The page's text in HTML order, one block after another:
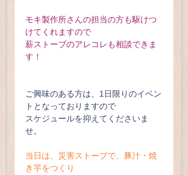
モキ製作所さんの担当の方も駆けつ
けてくれますので
薪ストーブのアレコレも相談できま
す！
ご興味のある方は、1日限りのイベン
トとなっておりますので
スケジュールを抑えてくださいま
せ。
当日は、災害ストーブで、豚汁・焼
き芋をつくり